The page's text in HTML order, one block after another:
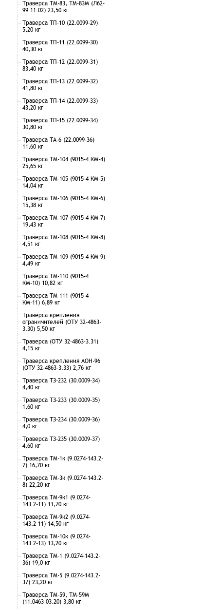
Траверса ТМ-83, ТМ-83М (Л62-
99 11.02) 23,50 кг
Траверса ТП-10 (22.0099-29)
5,20 кг
Траверса ТП-11 (22.0099-30)
40,30 кг
Траверса ТП-12 (22.0099-31)
83,40 кг
Траверса ТП-13 (22.0099-32)
41,80 кг
Траверса ТП-14 (22.0099-33)
43,20 кг
Траверса ТП-15 (22.0099-34)
30,80 кг
Траверса ТА-6 (22.0099-36)
11,60 кг
Траверса ТМ-104 (9015-4 КМ-4)
25,65 кг
Траверса ТМ-105 (9015-4 КМ-5)
14,04 кг
Траверса ТМ-106 (9015-4 КМ-6)
15,38 кг
Траверса ТМ-107 (9015-4 КМ-7)
19,43 кг
Траверса ТМ-108 (9015-4 КМ-8)
4,51 кг
Траверса ТМ-109 (9015-4 КМ-9)
4,49 кг
Траверса ТМ-110 (9015-4
КМ-10) 10,82 кг
Траверса ТМ-111 (9015-4
КМ-11) 6,89 кг
Траверса крепления
ограничителей (ОТУ 32-4863-
3.30) 5,50 кг
Траверса (ОТУ 32-4863-3.31)
4,15 кг
Траверса крепления АОН-96
(ОТУ 32-4863-3.33) 2,76 кг
Траверса ТЗ-232 (30.0009-34)
4,40 кг
Траверса ТЗ-233 (30.0009-35)
1,60 кг
Траверса ТЗ-234 (30.0009-36)
4,0 кг
Траверса ТЗ-235 (30.0009-37)
4,60 кг
Траверса ТМ-1к (9.0274-143.2-
7) 16,70 кг
Траверса ТМ-3к (9.0274-143.2-
8) 22,20 кг
Траверса ТМ-9к1 (9.0274-
143.2-11) 11,70 кг
Траверса ТМ-9к2 (9.0274-
143.2-11) 14,50 кг
Траверса ТМ-10к (9.0274-
143.2-13) 13,20 кг
Траверса ТМ-1 (9.0274-143.2-
36) 19,0 кг
Траверса ТМ-5 (9.0274-143.2-
37) 23,20 кг
Траверса ТМ-59, ТМ-59М
(11.0463 03.20) 3,80 кг